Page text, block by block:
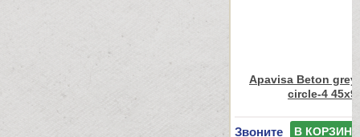
Apavisa Beton
circle-4
Звоните В КОРЗИНУ